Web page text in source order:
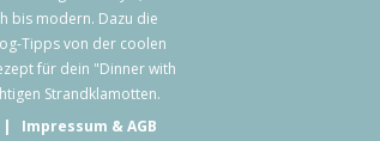
bis modern. Dazu die
Tipps von der coolen
für dein "Dinner with
Strandklamotten.
Impressum & AGB